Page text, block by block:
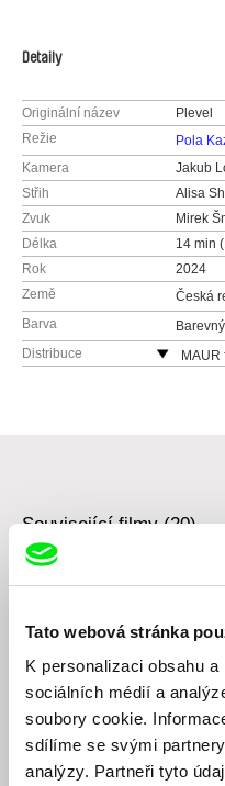
Tato webová stránka
K personalizaci obsahu
sociálních médií a
soubory cookie.
sdílíme se svými
analýzy. Partneři tyto
Detaily
Originální název
Plevel
Režie
Pola
Kamera
Jakub
Střih
Alisa
Zvuk
Mirek
Délka
14 min (
Rok
2024
Země
Česká
Barva
Barevný
Distribuce
MAUR
Související filmy (20)
Urška Djukić
Babiččin sexuální život I